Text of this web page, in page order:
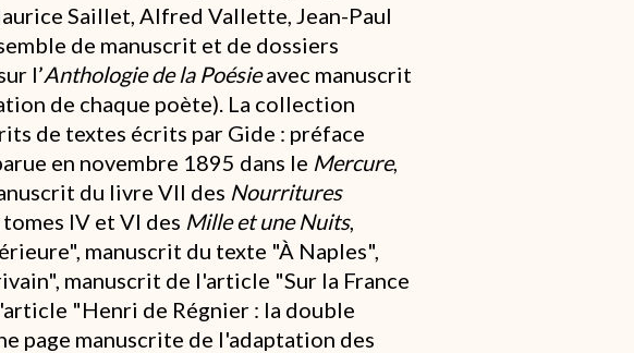
Saillet, Alfred Vallette, Jean-Paul
de manuscrit et de dossiers
l’Anthologie de la Poésieavec manuscrit
de chaque poète). La collection
de textes écrits par Gide : préface
en novembre 1895 dans le Mercure,
du livre VII des Nourritures
IV et VI des Mille et une Nuits,
manuscrit du texte "À Naples",
manuscrit de l'article "Sur la France
"Henri de Régnier : la double
page manuscrite de l'adaptation des